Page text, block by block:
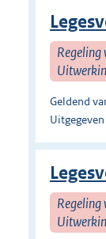
Geldend